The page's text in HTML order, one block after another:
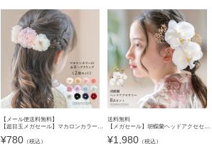
【メール便送料無料】
【超目玉メガセール】マカロンカラーのお花ヘアクリップ 2個セット 女の子 髪飾り ヘアアクセサリー YUP4《メール便優先商品》
¥780（税込）
送料無料
【メガセール】胡蝶蘭ヘッドアクセセット ヘアアクセサリー 七五三 着物 浴衣 袴 卒業袴 卒業式 成人式 花 キッズ ジュニア レディース 大人 女の子 和装 和風 髪飾り 造花 キャサリンコテージ TAK
¥1,980 （税込）